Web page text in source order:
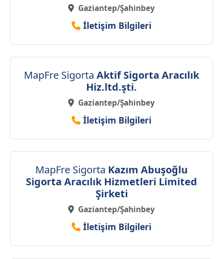
Gaziantep/Şahinbey
İletişim Bilgileri
MapFre Sigorta Aktif Sigorta Aracılık
Hiz.ltd.şti.
Gaziantep/Şahinbey
İletişim Bilgileri
MapFre Sigorta Kazım Abuşoğlu
Sigorta Aracılık Hizmetleri Limited
Şirketi
Gaziantep/Şahinbey
İletişim Bilgileri